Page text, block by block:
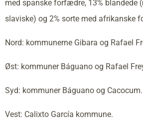
med spanske forfædre, 13% blandede
slaviske) og 2% sorte med afrikanske
Nord: kommunerne Gibara og Rafael
Øst: kommuner Báguano og Rafael
Syd: kommuner Báguano og Cacocum.
Vest: Calixto García kommune.